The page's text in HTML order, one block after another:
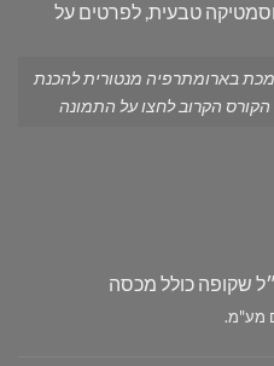
בארומתרפיה מנטורית להכנת
הקרוב לחצו על התמונה
מע"מ.